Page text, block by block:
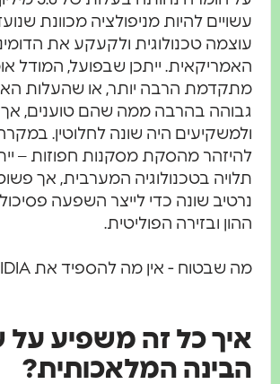
עשויים להיות מניפולציה מכוונת
עוצמה טכנולוגית ולקעקע את
האמריקאית. ייתכן שבפועל, המודל
מתקדמת הרבה יותר, או שהעלות
גבוהה בהרבה ממה שהם טוענים, אך
ולמשקיעים היה שונה לחלוטין.
להיזהר מהסקת מסקנות חפוזות –
תלויה בטכנולוגיה המערבית, אך
נרטיב שונה כדי לייצר השפעה
ההון ובזירה הפוליטית.
מה שבטוח - אין מה להספיד את NVIDIA עדיין!
איך כל זה משפיע על
הבינה המלאכותית?